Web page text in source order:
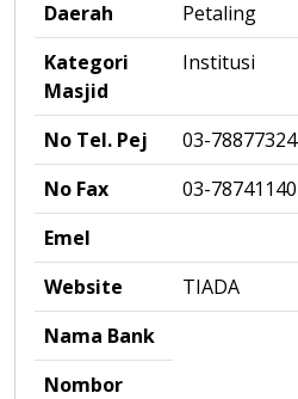
Daerah
Petaling
Kategori
Masjid
Institusi
No Tel. Pej
03-78877324
No Fax
03-78741140
Emel
Website
TIADA
Nama Bank
Nombor